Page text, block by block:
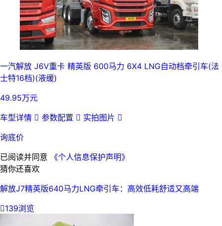
一汽解放 J6V重卡 精英版 600马力 6X4 LNG自动档牵引车(法
士特16档)(液缓)
49.95万元
车型详情  参数配置  实拍图片 
询底价
已阅读并同意 《个人信息保护声明》
猜你还喜欢
解放J7精英版640马力LNG牵引车：高效低耗舒适又高端
139浏览